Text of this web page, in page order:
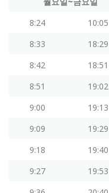
8:24
10:05
8:33
18:29
8:42
18:51
8:51
19:02
9:00
19:13
9:09
19:29
9:18
19:40
9:27
19:53